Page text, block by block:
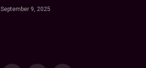
September 9, 2025